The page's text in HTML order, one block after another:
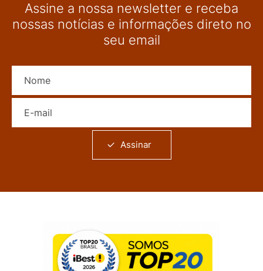
Assine a nossa newsletter e receba
nossas notícias e informações direto no
seu email
Assinar